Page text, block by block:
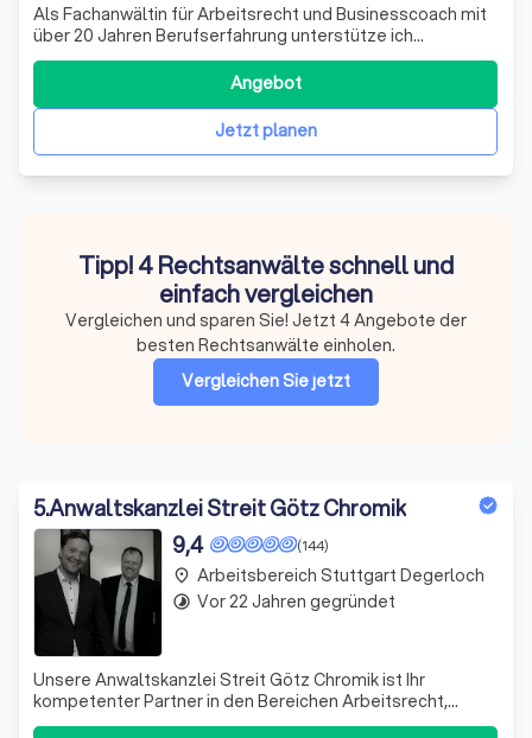
Als Fachanwältin für Arbeitsrecht und Businesscoach mit
über 20 Jahren Berufserfahrung unterstütze ich
Arbeitgeber, Führungskräfte und Personalleiter in meiner
Jetzt planen
Angebot
Tipp! 4 Rechtsanwälte schnell und
einfach vergleichen
Vergleichen und sparen Sie! Jetzt 4 Angebote der
besten Rechtsanwälte einholen.
Vergleichen Sie jetzt
5.Anwaltskanzlei Streit Götz Chromik
(144)
9,4
Unsere Anwaltskanzlei Streit Götz Chromik ist Ihr
kompetenter Partner in den Bereichen Arbeitsrecht,
Strafrecht und Mietrecht. Unsere Fachanwälte Dominik
place Arbeitsbereich Stuttgart Degerloch
timelapse Vor 22 Jahren gegründet